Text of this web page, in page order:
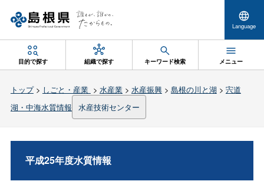
Language
目的で探す 組織で探す キーワード検索 メニュー
トップ> しごと・産業 > 水産業> 水産振興> 島根の川と湖 > 宍道
湖・中海水質情報
水産技術センター
平成25年度水質情報